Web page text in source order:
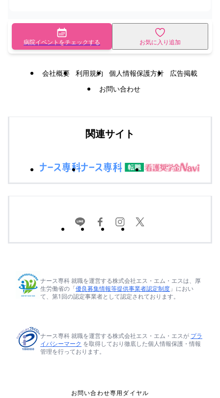
病院イベントをチェックする お気に入り追加
会社概要 利用規約 個人情報保護方針
広告掲載
お問い合わせ
関連サイト
ナース専科 就職を運営する株式会社エス・エム・エスは、厚
生労働省の「優良募集情報等提供事業者認定制度 」におい
て、第1回の認定事業者として認定されております。
ナース専科 就職を運営する株式会社エス・エム・エスが プラ
イバシーマーク を取得しており徹底した個人情報保護・情報
管理を行っております。
お問い合わせ専用ダイヤル